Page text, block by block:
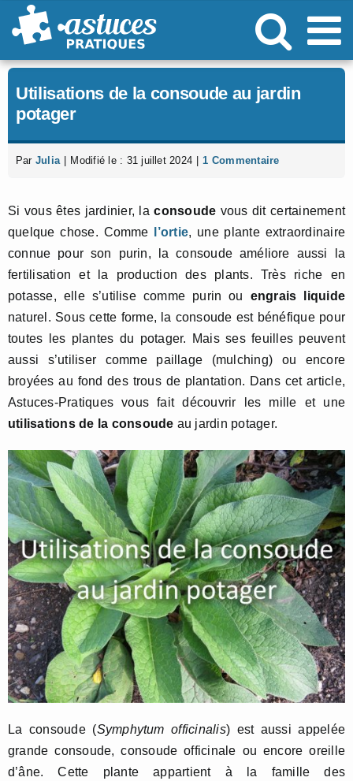
Passer
au
Utilisations de la consoude au jardin
potager
Par Julia Modifié le : 31 juillet 2024 1 Commentaire
Si vous êtes jardinier, laconsoude vous dit certainement
quelque chose. Comme
l’ortie, une plante extraordinaire
connue pour son purin, la consoude améliore aussi la
fertilisation et la production des plants. Très riche en
potasse, elle s’utilise comme purin ou engrais liquide
naturel. Sous cette forme, la consoude est bénéfique pour
toutes les plantes du potager. Mais ses feuilles peuvent
aussi s’utiliser comme paillage (mulching) ou encore
broyées au fond des trous de plantation. Dans cet article,
Astuces-Pratiques vous fait découvrir les mille et une
utilisations de la consoude au jardin potager.
La consoude (Symphytum officinalis) est aussi appelée
grande consoude, consoude officinale ou encore oreille
d’âne. Cette plante appartient à la famille des